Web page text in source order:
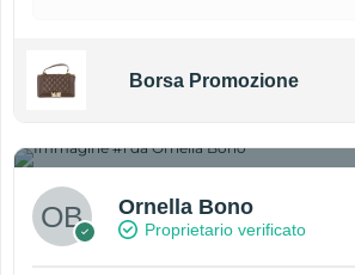
Borsa Promozione
Ornella Bono
Proprietario verificato